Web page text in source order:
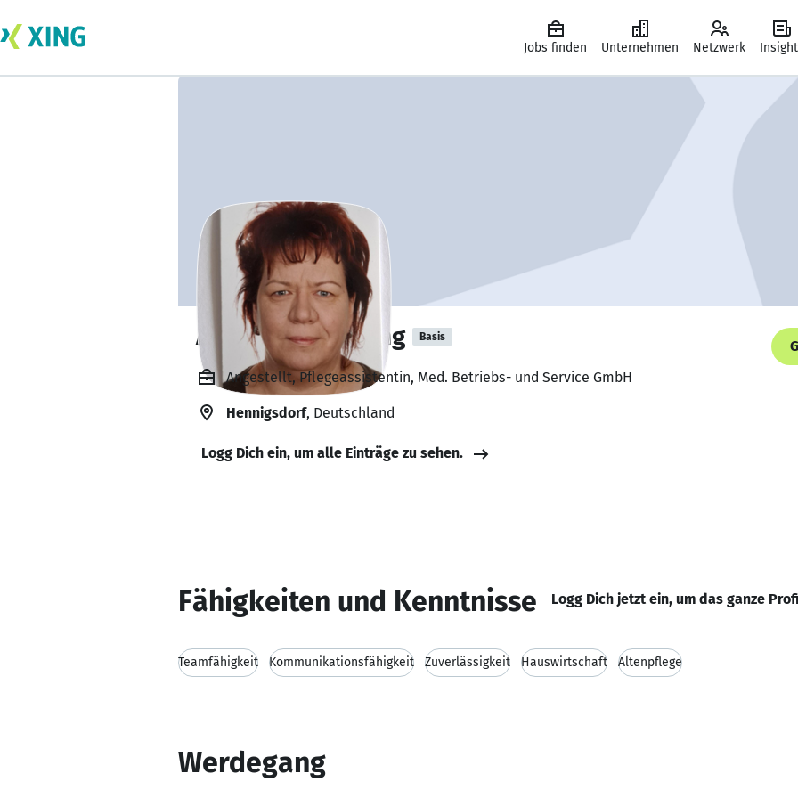
Jobs finden Unternehmen Netzwerk
Anke Stemmerling Basis
Angestellt, Pflegeassistentin, Med. Betriebs- und Service GmbH
Hennigsdorf, Deutschland
Logg Dich ein, um alle Einträge zu sehen.
Fähigkeiten und Kenntnisse Logg Dich jetzt ein, um das ganze
Teamfähigkeit Kommunikationsfähigkeit Zuverlässigkeit Hauswirtschaft Altenpflege
Werdegang